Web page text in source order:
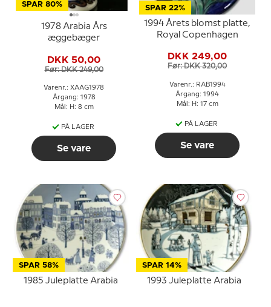
SPAR 80%
1978 Arabia Års
æggebæger
DKK 50,00
Før: DKK 249,00
Varenr.: XAAG1978
Årgang: 1978
Mål: H: 8 cm
PÅ LAGER
Se vare
SPAR 22%
1994 Årets blomst platte,
Royal Copenhagen
DKK 249,00
Før: DKK 320,00
Varenr.: RAB1994
Årgang: 1994
Mål: H: 17 cm
PÅ LAGER
Se vare
SPAR 58%
1985 Juleplatte Arabia
SPAR 14%
1993 Juleplatte Arabia